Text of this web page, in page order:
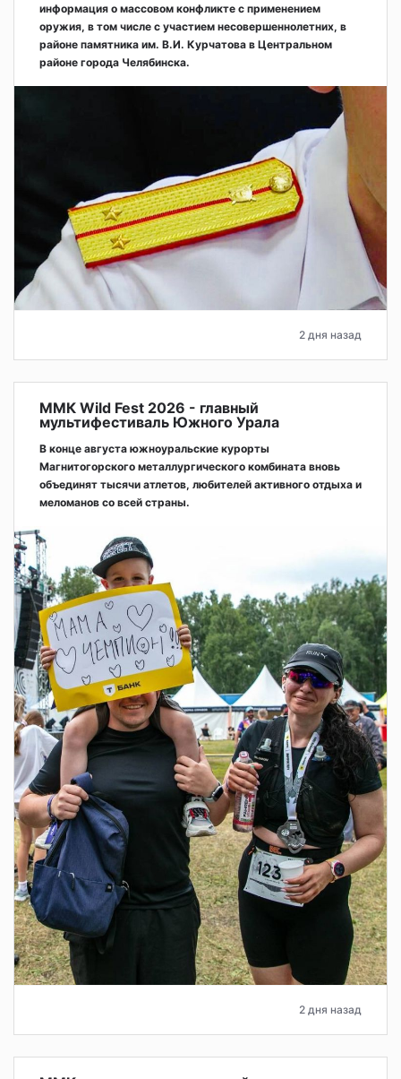
информация о массовом конфликте с применением
оружия, в том числе с участием несовершеннолетних, в
районе памятника им. В.И. Курчатова в Центральном
районе города Челябинска.
2 дня назад
ММК Wild Fest 2026 - главный
мультифестиваль Южного Урала
В конце августа южноуральские курорты
Магнитогорского металлургического комбината вновь
объединят тысячи атлетов, любителей активного отдыха и
меломанов со всей страны.
2 дня назад